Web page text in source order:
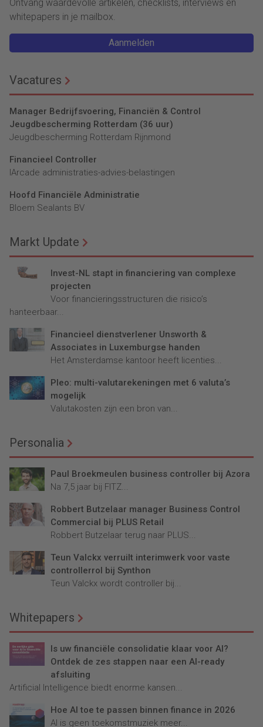
Ontvang waardevolle artikelen, checklists, interviews en
whitepapers in je mailbox.
Aanmelden
Vacatures
Manager Bedrijfsvoering, Financiën & Control
Jeugdbescherming Rotterdam (36 uur)
Jeugdbescherming Rotterdam Rijnmond
Financieel Controller
lArcade administraties-advies-belastingen
Hoofd Financiële Administratie
Bloem Sealants BV
Markt Update
Invest-NL stapt in financiering van complexe
projecten
Voor financieringsstructuren die risico’s
hanteerbaar...
Financieel dienstverlener Unsworth &
Associates in Luxemburgse handen
Het Amsterdamse kantoor heeft licenties...
Pleo: multi-valutarekeningen met 6 valuta’s
mogelijk
Valutakosten zijn een bron van...
Personalia
Paul Broekmeulen business controller bij Azora
Na 7,5 jaar bij FITZ...
Robbert Butzelaar manager Business Control
Commercial bij PLUS Retail
Robbert Butzelaar terug naar PLUS...
Teun Valckx verruilt interimwerk voor vaste
controllerrol bij Synthon
Teun Valckx wordt controller bij...
Whitepapers
Is uw financiële consolidatie klaar voor AI?
Ontdek de zes stappen naar een AI-ready
afsluiting
Artificial Intelligence biedt enorme kansen...
Hoe AI toe te passen binnen finance in 2026
AI is geen toekomstmuziek meer...